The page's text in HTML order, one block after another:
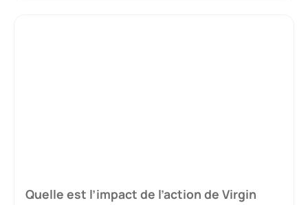
Quelle est l’impact de l’action de Virgin